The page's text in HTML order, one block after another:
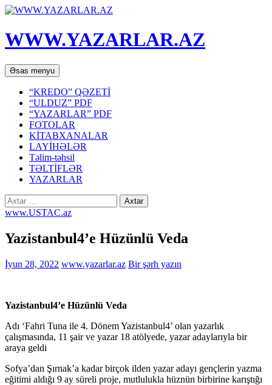
WWW.YAZARLAR.AZ
Axtar
Əsas menyu Mühtəviyyata
keç
“KREDO” QƏZETİ
“ULDUZ” PDF
“YAZARLAR” PDF
FOTOLAR
KİTABXANALAR
LAYİHƏLƏR
Təlim-təhsil
TƏLTİFLƏR
YAZARLAR
Axtarış:
www.USTAC.az
Yazistanbul4’e Hüzünlü Veda
İyun 28, 2022 www.yazarlar.az Bir şərh yazın
Yazistanbul4’e Hüzünlü Veda
Adı ‘Fahri Tuna ile 4. Dönem Yazistanbul4’ olan yazarlık
çalışmasında, 11 şair ve yazar 18 atölyede, yazar adaylarıyla bir
araya geldi
Sofya’dan Şırnak’a kadar birçok ilden yazar adayı gençlerin yazma
eğitimi aldığı 9 ay süreli proje, mutlulukla hüznün birbirine karıştığı